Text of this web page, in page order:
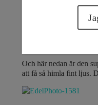
Och här nedan är den
att få så himla fint ljus.